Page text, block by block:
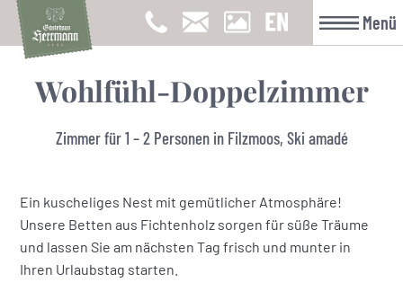
Menü
Wohlfühl-Doppelzimmer
Zimmer für 1 – 2 Personen in Filzmoos, Ski amadé
Ein kuscheliges Nest mit gemütlicher Atmosphäre!
Unsere Betten aus Fichtenholz sorgen für süße Träume
und lassen Sie am nächsten Tag frisch und munter in
Ihren Urlaubstag starten.